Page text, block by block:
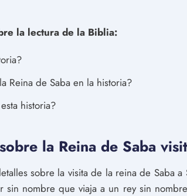
la lectura de la Biblia:
Reina de Saba en la historia?
historia?
la Reina de Saba
sobre la visita de la reina de Saba
sin nombre que viaja a un rey sin